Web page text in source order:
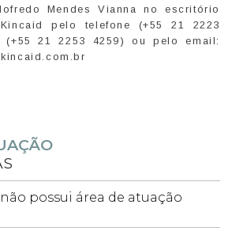
Mendes Vianna no escritório
pelo telefone (+55 21 2223
21 2253 4259) ou pelo email:
possui área de atuação